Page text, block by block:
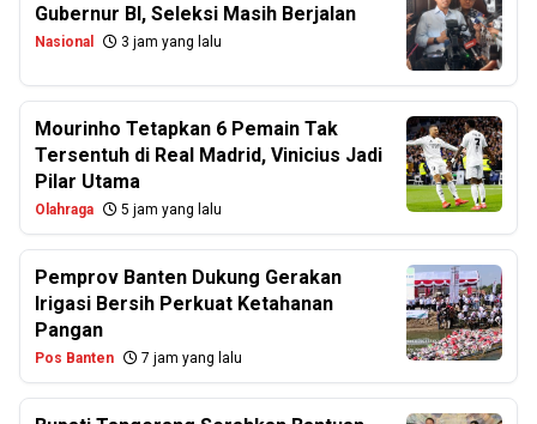
Gubernur BI, Seleksi Masih Berjalan
Nasional 3 jam yang lalu
Mourinho Tetapkan 6 Pemain Tak
Tersentuh di Real Madrid, Vinicius Jadi
Pilar Utama
Olahraga 5 jam yang lalu
Pemprov Banten Dukung Gerakan
Irigasi Bersih Perkuat Ketahanan
Pangan
Pos Banten 7 jam yang lalu